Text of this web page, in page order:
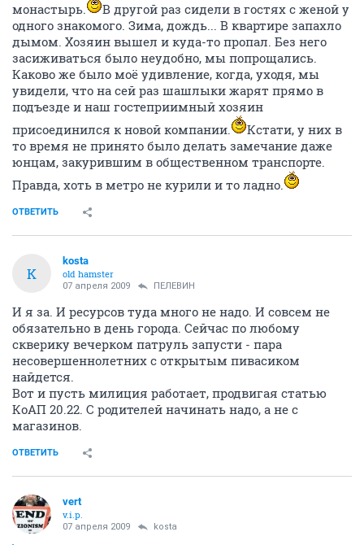
монастырь.
В другой раз сидели в гостях с женой у
одного знакомого. Зима, дождь... В квартире запахло
дымом. Хозяин вышел и куда-то пропал. Без него
засиживаться было неудобно, мы попрощались.
Каково же было моё удивление, когда, уходя, мы
увидели, что на сей раз шашлыки жарят прямо в
подъезде и наш гостеприимный хозяин
присоединился к новой компании.
Кстати, у них в
то время не принято было делать замечание даже
юнцам, закурившим в общественном транспорте.
Правда, хоть в метро не курили и то ладно.
ОТВЕТИТЬ
K
kosta
old hamster
07 апреля 2009 ПЕЛЕВИН
И я за. И ресурсов туда много не надо. И совсем не
обязательно в день города. Сейчас по любому
скверику вечерком патруль запусти - пара
несовершеннолетних с открытым пивасиком
найдется.
Вот и пусть милиция работает, продвигая статью
КоАП 20.22. С родителей начинать надо, а не с
магазинов.
ОТВЕТИТЬ
vert
v.i.p.
07 апреля 2009 kosta